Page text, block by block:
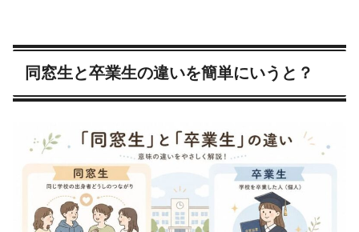
同窓生と卒業生の違いを簡単にいうと？